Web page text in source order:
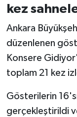
kez
Ankara
düzenlenen
Konsere
toplam 21 kez
Gösterilerin
gerçekleştirildi